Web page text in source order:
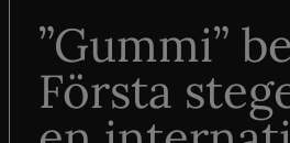
”Gummi”
Första